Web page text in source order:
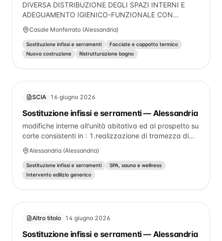
DIVERSA DISTRIBUZIONE DEGLI SPAZI INTERNI E
ADEGUAMENTO IGIENICO-FUNZIONALE CON
REALIZZAZIONE DI NANOCAPPOTTO INTERNO
SULLE PARETI PERIMETRALI, ADEGUAMENTO
RAPPORTI AEROLLUMINANTI LOCALI AL PIANO
SEMINTERRATO, REALIZZAZIONE DI UN NUOVO
CARATTERISTICHE GENERALI DEL FABBRICATO
INVIARIATE.
Casale Monferrato (Alessandria)
Sostituzione infissi e serramenti
Facciate e cappotto termico
Nuova costruzione
Ristrutturazione bagno
SCIA 16 giugno 2026
Sostituzione infissi e serramenti — Alessandria
modifiche interne all'unità abitativa ed al prospetto su
corte consistenti in : 1.realizzazione di tramezza di
partizione 2.non esecuzione di ripostiglio in zona
disimpegno 3.formazione di un secondo servizio
igienico cieco 4.modifiche al prospetto N che hanno
interessato serramenti 5.modifiche al prospetto N per
pratica edilizia. Spazio disponibile (max 500
caratteri) non sufficiente.
Alessandria (Alessandria)
Sostituzione infissi e serramenti
SPA, sauna e wellness
Intervento edilizio generico
Altro titolo 14 giugno 2026
Sostituzione infissi e serramenti — Alessandria